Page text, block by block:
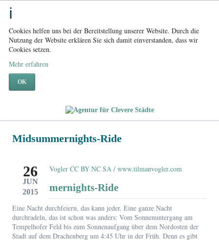
Cookies helfen uns bei der Bereitstellung unserer Website. Durch die
Nutzung der Website erklären Sie sich damit einverstanden, dass wir
Cookies setzen.
Mehr erfahren
OK
Midsummernights-Ride
26
JUN
2015
Midsummernights-Ride
Eine Nacht durchfeiern, das kann jeder. Eine ganze Nacht
durchradeln, das ist schon was anders: Vom Sonnenuntergang am
Tempelhofer Feld bis zum Sonnenaufgang über dem Nordosten der
Stadt auf dem Drachenberg um 4:45 Uhr in der Früh. Denn es gibt